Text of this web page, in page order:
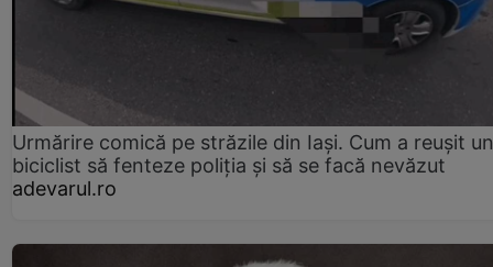
Urmărire comică pe străzile din Iași. Cum a reușit un
biciclist să fenteze poliția și să se facă nevăzut
adevarul.ro